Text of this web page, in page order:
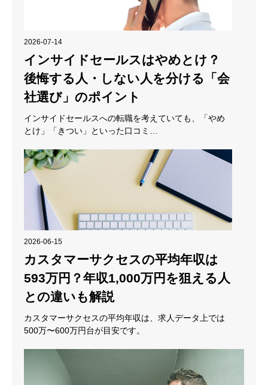
2026-07-14
インサイドセールスはやめとけ？
後悔する人・しない人を分ける「会
社選び」のポイント
インサイドセールスへの転職を考えていても、「やめ
とけ」「きつい」といった口コミ…
2026-06-15
カスタマーサクセスの平均年収は
593万円？年収1,000万円を狙える人
との違いも解説
カスタマーサクセスの平均年収は、求人データ上では
500万〜600万円台が目安です。